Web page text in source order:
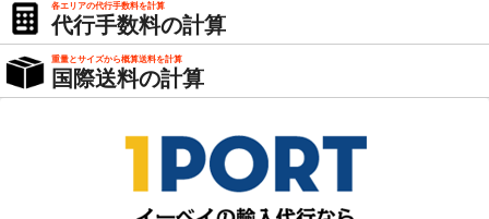
各エリアの代行手数料を計算
代行手数料の計算
重量とサイズから概算送料を計算
国際送料の計算